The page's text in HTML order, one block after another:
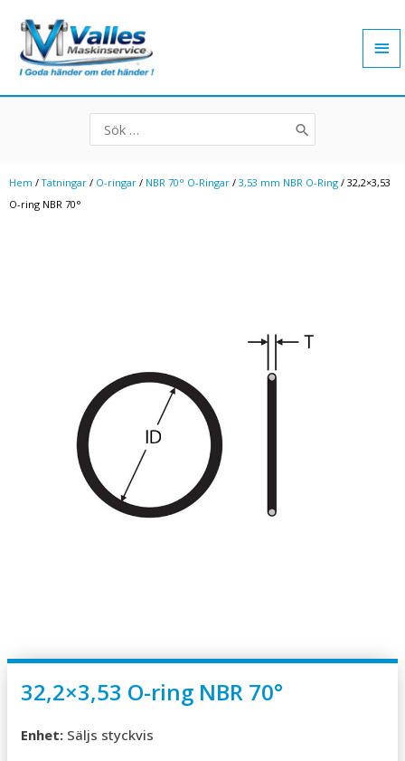
innehåll
Search
for:
Hem /Tätningar / O-ringar / NBR 70° O-Ringar / 3,53 mm NBR O-Ring / 32,2×3,53
O-ring NBR 70°
32,2×3,53 O-ring NBR 70°
Enhet: Säljs styckvis